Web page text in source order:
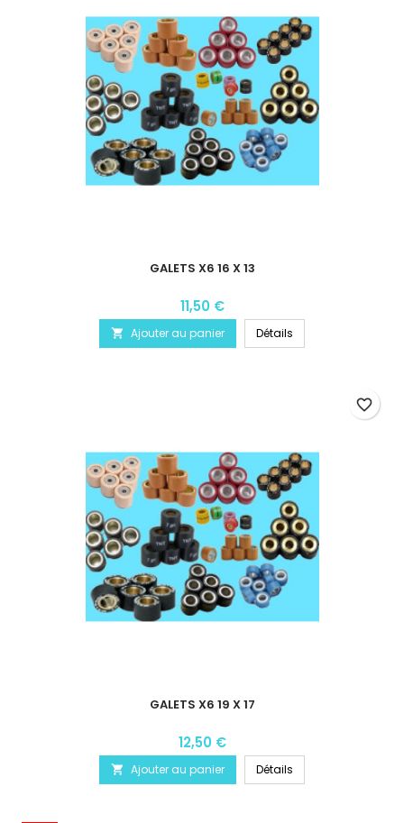
GALETS X6 16 X 13
11,50 €
 Ajouter au panier Détails
GALETS X6 19 X 17
12,50 €
 Ajouter au panier Détails
favorite_border